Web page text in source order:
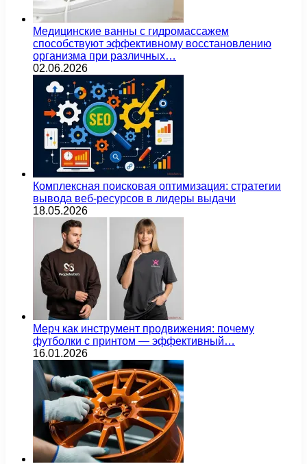
Медицинские ванны с гидромассажем
способствуют эффективному восстановлению
организма при различных…
02.06.2026
Комплексная поисковая оптимизация: стратегии
вывода веб-ресурсов в лидеры выдачи
18.05.2026
Мерч как инструмент продвижения: почему
футболки с принтом — эффективный…
16.01.2026